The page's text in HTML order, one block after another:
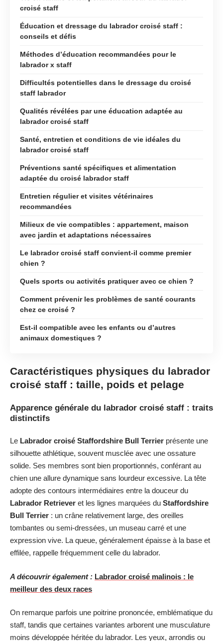
croisé staff
Éducation et dressage du labrador croisé staff :
conseils et défis
Méthodes d’éducation recommandées pour le
labrador x staff
Difficultés potentielles dans le dressage du croisé
staff labrador
Qualités révélées par une éducation adaptée au
labrador croisé staff
Santé, entretien et conditions de vie idéales du
labrador croisé staff
Préventions santé spécifiques et alimentation
adaptée du croisé labrador staff
Entretien régulier et visites vétérinaires
recommandées
Milieux de vie compatibles : appartement, maison
avec jardin et adaptations nécessaires
Le labrador croisé staff convient-il comme premier
chien ?
Quels sports ou activités pratiquer avec ce chien ?
Comment prévenir les problèmes de santé courants
chez ce croisé ?
Est-il compatible avec les enfants ou d’autres
animaux domestiques ?
Caractéristiques physiques du labrador
croisé staff : taille, poids et pelage
Apparence générale du labrador croisé staff : traits
distinctifs
Le Labrador croisé Staffordshire Bull Terrier présente une
silhouette athlétique, souvent musclée avec une ossature
solide. Ses membres sont bien proportionnés, conférant au
chien une allure dynamique sans lourdeur excessive. La tête
adopte des contours intermédiaires entre la douceur du
Labrador Retriever et les lignes marquées du Staffordshire
Bull Terrier : un crâne relativement large, des oreilles
tombantes ou semi-dressées, un museau carré et une
expression vive. La queue, généralement épaisse à la base et
effilée, rappelle fréquemment celle du labrador.
A découvrir également : Labrador croisé malinois : le
meilleur des deux races
On remarque parfois une poitrine prononcée, emblématique du
staff, tandis que certaines variantes arborent une musculature
moins développée héritée du labrador. Les yeux, arrondis ou